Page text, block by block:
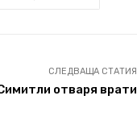
СЛЕДВАЩА СТАТИЯ
отваря врати